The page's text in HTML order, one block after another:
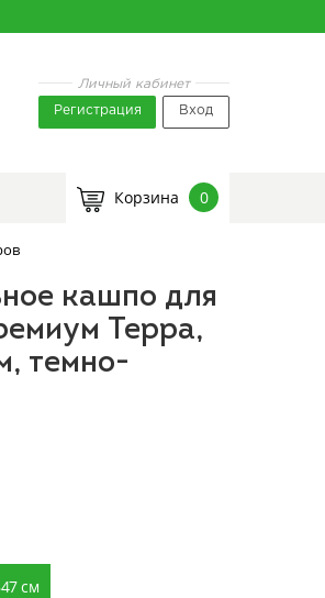
Личный кабинет
Регистрация Вход
Корзина 0
кашпо для
Терра,
темно-
см